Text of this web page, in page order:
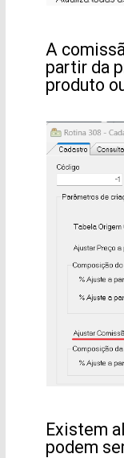
A
partir da
produto
Existem
podem